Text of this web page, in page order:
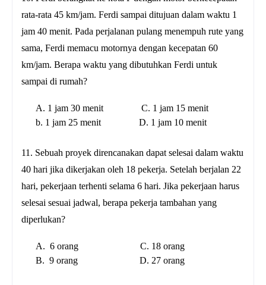
rata-rata 45 km/jam. Ferdi sampai ditujuan dalam waktu 1
jam 40 menit. Pada perjalanan pulang menempuh rute yang
sama, Ferdi memacu motornya dengan kecepatan 60
km/jam. Berapa waktu yang dibutuhkan Ferdi untuk
sampai di rumah?
A. 1 jam 30 menit C. 1 jam 15 menit
b. 1 jam 25 menit D. 1 jam 10 menit
11. Sebuah proyek direncanakan dapat selesai dalam waktu
40 hari jika dikerjakan oleh 18 pekerja. Setelah berjalan 22
hari, pekerjaan terhenti selama 6 hari. Jika pekerjaan harus
selesai sesuai jadwal, berapa pekerja tambahan yang
diperlukan?
A. 6 orang C. 18 orang
B. 9 orang D. 27 orang